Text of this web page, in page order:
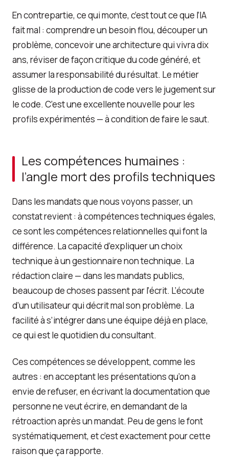
En contrepartie, ce qui monte, c’est tout ce que l’IA
fait mal : comprendre un besoin flou, découper un
problème, concevoir une architecture qui vivra dix
ans, réviser de façon critique du code généré, et
assumer la responsabilité du résultat. Le métier
glisse de la production de code vers le jugement sur
le code. C’est une excellente nouvelle pour les
profils expérimentés — à condition de faire le saut.
Les compétences humaines :
l’angle mort des profils techniques
Dans les mandats que nous voyons passer, un
constat revient : à compétences techniques égales,
ce sont les compétences relationnelles qui font la
différence. La capacité d’expliquer un choix
technique à un gestionnaire non technique. La
rédaction claire — dans les mandats publics,
beaucoup de choses passent par l’écrit. L’écoute
d’un utilisateur qui décrit mal son problème. La
facilité à s’intégrer dans une équipe déjà en place,
ce qui est le quotidien du consultant.
Ces compétences se développent, comme les
autres : en acceptant les présentations qu’on a
envie de refuser, en écrivant la documentation que
personne ne veut écrire, en demandant de la
rétroaction après un mandat. Peu de gens le font
systématiquement, et c’est exactement pour cette
raison que ça rapporte.